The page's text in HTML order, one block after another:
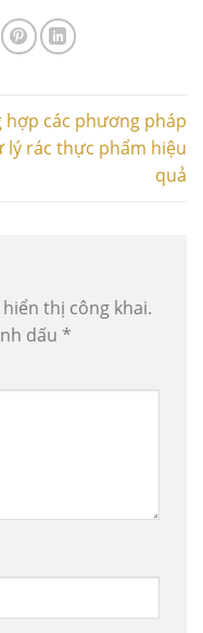
hợp các phương pháp
lý rác thực phẩm hiệu
quả
thị công khai.
dấu *